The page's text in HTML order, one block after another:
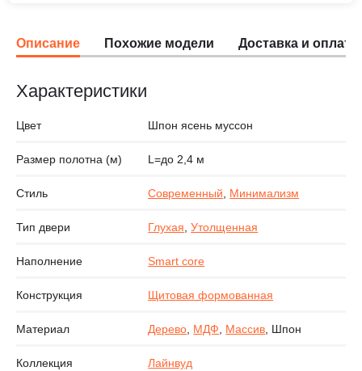
Описание Похожие модели Доставка и оплата
Характеристики
Цвет Шпон ясень муссон
Размер полотна (м) L=до 2,4 м
Стиль Современный, Минимализм
Тип двери Глухая,Утолщенная
Наполнение Smart core
Конструкция Щитовая формованная
Материал Дерево, МДФ, Массив, Шпон
Коллекция Лайнвуд